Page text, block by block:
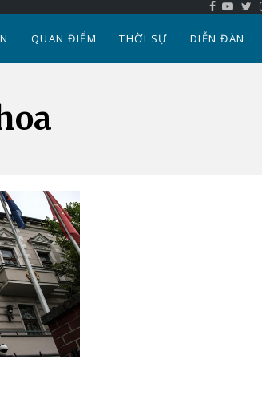
QUAN ĐIỂM THỜI SỰ DIỄN ĐÀN